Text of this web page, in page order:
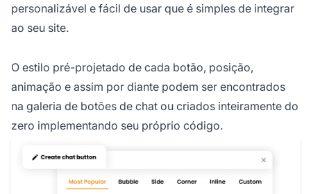
personalizável e fácil de usar que é simples de integrar
ao seu site.
O estilo pré-projetado de cada botão, posição,
animação e assim por diante podem ser encontrados
na galeria de botões de chat ou criados inteiramente do
zero implementando seu próprio código.